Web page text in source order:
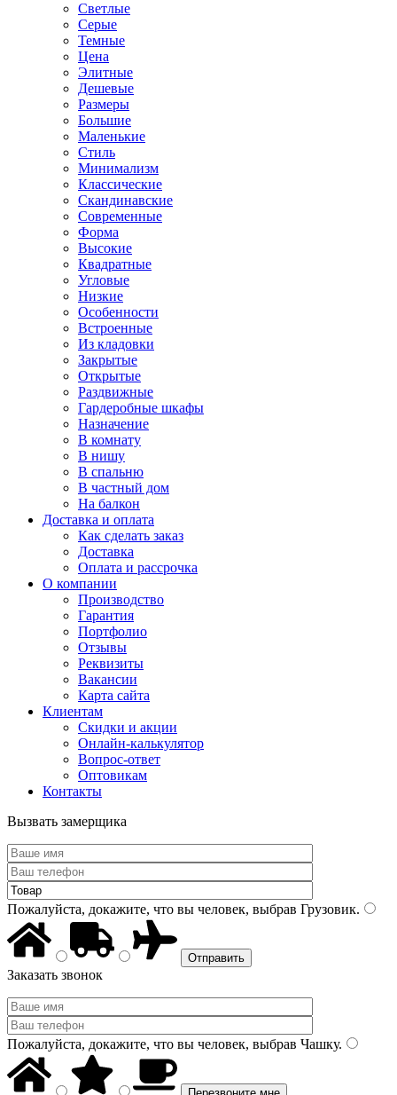
Светлые
Серые
Темные
Цена
Элитные
Дешевые
Размеры
Большие
Маленькие
Стиль
Минимализм
Классические
Скандинавские
Современные
Форма
Высокие
Квадратные
Угловые
Низкие
Особенности
Встроенные
Из кладовки
Закрытые
Открытые
Раздвижные
Гардеробные шкафы
Назначение
В комнату
В нишу
В спальню
В частный дом
На балкон
Доставка и оплата
Как сделать заказ
Доставка
Оплата и рассрочка
О компании
Производство
Гарантия
Портфолио
Отзывы
Реквизиты
Вакансии
Карта сайта
Клиентам
Скидки и акции
Онлайн-калькулятор
Вопрос-ответ
Оптовикам
Контакты
Вызвать замерщика
Пожалуйста, докажите, что вы человек, выбрав Грузовик.
Заказать звонок
Пожалуйста, докажите, что вы человек, выбрав Чашку.